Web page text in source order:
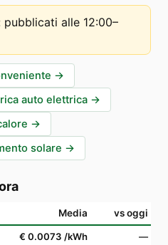
pubblicati alle 12:00–
→
auto elettrica →
→
solare →
Media vs oggi
€ 0.0073 /kWh
—